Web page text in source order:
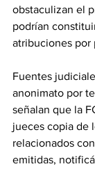
obstaculizan el
podrían
atribuciones por
Fuentes
anonimato por
señalan que la
jueces copia de
relacionados
emitidas,